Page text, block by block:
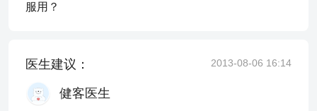
服用？
医生建议： 2013-08-06 16:14
健客医生